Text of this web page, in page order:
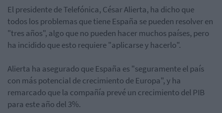
El presidente de Telefónica, César Alierta, ha dicho que
todos los problemas que tiene España se pueden resolver en
"tres años", algo que no pueden hacer muchos países, pero
ha incidido que esto requiere "aplicarse y hacerlo".
Alierta ha asegurado que España es "seguramente el país
con más potencial de crecimiento de Europa", y ha
remarcado que la compañía prevé un crecimiento del PIB
para este año del 3%.